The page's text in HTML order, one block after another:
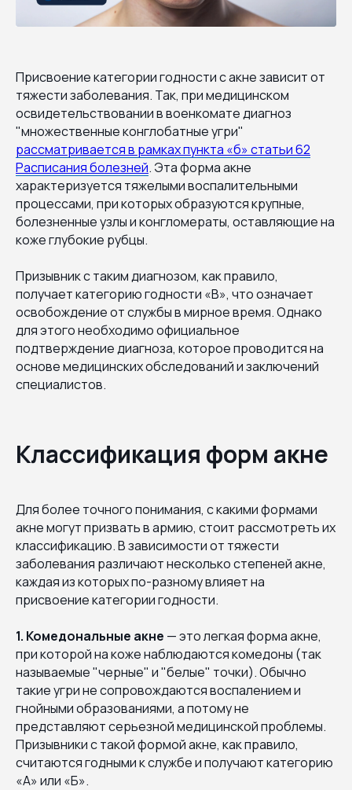
Присвоение категории годности с акне зависит от
тяжести заболевания. Так, при медицинском
освидетельствовании в военкомате диагноз
"множественные конглобатные угри"
рассматривается в рамках пункта «б» статьи 62
Расписания болезней. Эта форма акне
характеризуется тяжелыми воспалительными
процессами, при которых образуются крупные,
болезненные узлы и конгломераты, оставляющие на
коже глубокие рубцы.
Призывник с таким диагнозом, как правило,
получает категорию годности «В», что означает
освобождение от службы в мирное время. Однако
для этого необходимо официальное
подтверждение диагноза, которое проводится на
основе медицинских обследований и заключений
специалистов.
Классификация форм акне
Для более точного понимания, с какими формами
акне могут призвать в армию, стоит рассмотреть их
классификацию. В зависимости от тяжести
заболевания различают несколько степеней акне,
каждая из которых по-разному влияет на
присвоение категории годности.
1. Комедональные акне — это легкая форма акне,
при которой на коже наблюдаются комедоны (так
называемые "черные" и "белые" точки). Обычно
такие угри не сопровождаются воспалением и
гнойными образованиями, а потому не
представляют серьезной медицинской проблемы.
Призывники с такой формой акне, как правило,
считаются годными к службе и получают категорию
«А» или «Б».